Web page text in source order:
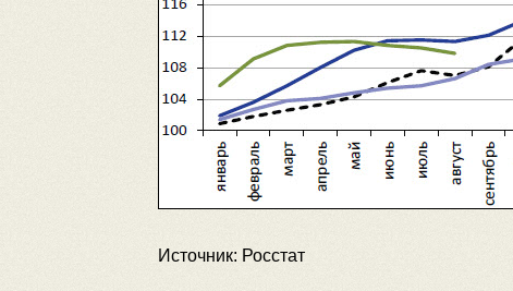
Источник: Росстат